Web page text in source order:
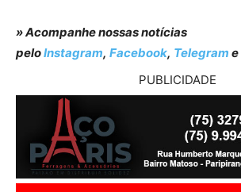
» Acompanhe nossas notícias
peloInstagram, Facebook, Telegram e
PUBLICIDADE